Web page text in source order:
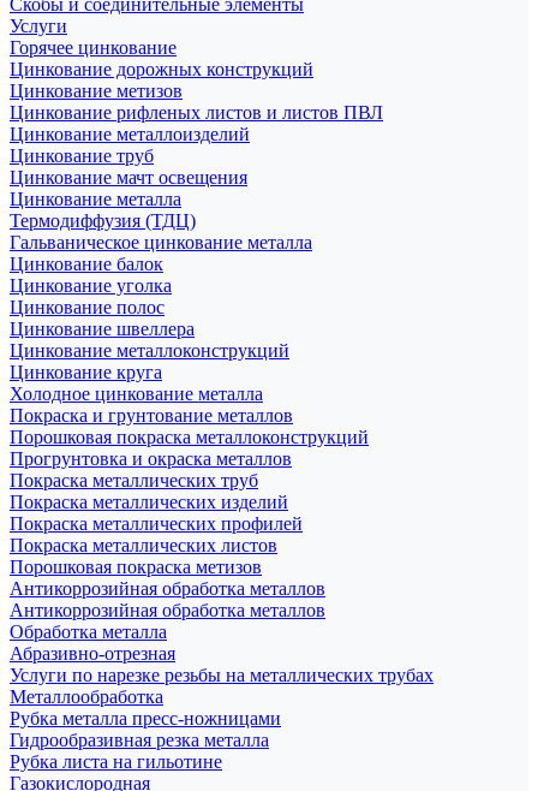
Скобы и соединительные элементы
Услуги
Горячее цинкование
Цинкование дорожных конструкций
Цинкование метизов
Цинкование рифленых листов и листов ПВЛ
Цинкование металлоизделий
Цинкование труб
Цинкование мачт освещения
Цинкование металла
Термодиффузия (ТДЦ)
Гальваническое цинкование металла
Цинкование балок
Цинкование уголка
Цинкование полос
Цинкование швеллера
Цинкование металлоконструкций
Цинкование круга
Холодное цинкование металла
Покраска и грунтование металлов
Порошковая покраска металлоконструкций
Прогрунтовка и окраска металлов
Покраска металлических труб
Покраска металлических изделий
Покраска металлических профилей
Покраска металлических листов
Порошковая покраска метизов
Антикоррозийная обработка металлов
Антикоррозийная обработка металлов
Обработка металла
Абразивно-отрезная
Услуги по нарезке резьбы на металлических трубах
Металлообработка
Рубка металла пресс-ножницами
Гидрообразивная резка металла
Рубка листа на гильотине
Газокислородная